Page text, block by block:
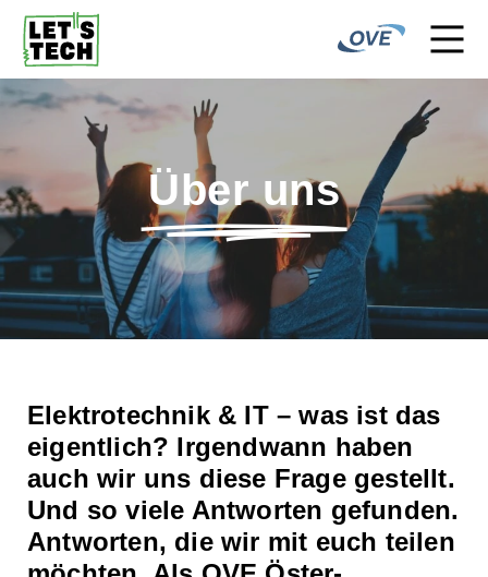
Über uns
Elektro­technik & IT – was ist das
eigentlich? Irgend­wann haben
auch wir uns diese Frage gestellt.
Und so viele Antworten gefunden.
Antworten, die wir mit euch teilen